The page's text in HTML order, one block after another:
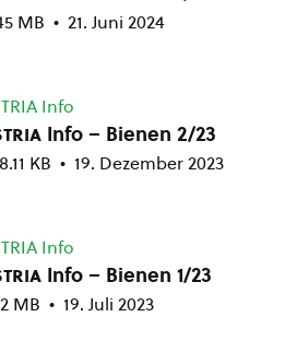
MB 21. Juni 2024
Info
Info – Bienen 2/23
KB 19. Dezember 2023
Info
Info – Bienen 1/23
MB 19. Juli 2023